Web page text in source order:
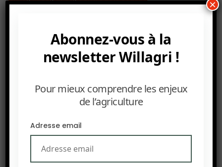
SUIVANT
Abonnez-vous à la
newsletter Willagri !
Pour mieux comprendre les enjeux
de l’agriculture
Adresse email
×